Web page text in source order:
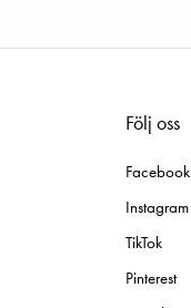
Följ oss
Facebook
Instagram
TikTok
Pinterest